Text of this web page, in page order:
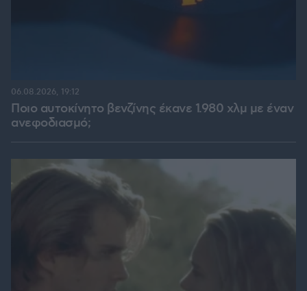
Ποιο αυτοκίνητο βενζίνης έκανε 1.980 χλμ με έναν
ανεφοδιασμό;
06.08.2026, 19:12